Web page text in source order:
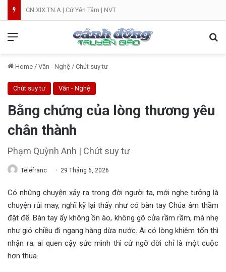
Home / Văn - Nghệ / Chút suy tư
Chút suy tư Văn - Nghệ
Bằng chứng của lòng thương yêu
chân thành
Phạm Quỳnh Anh | Chút suy tư
Téléfranc 29 Tháng 6, 2026
Có những chuyện xảy ra trong đời người ta, mới nghe tưởng là
chuyện rủi may, nghĩ kỹ lại thấy như có bàn tay Chúa âm thầm
đặt để. Bàn tay ấy không ồn ào, không gõ cửa rầm rầm, mà nhẹ
như gió chiều đi ngang hàng dừa nước. Ai có lòng khiêm tốn thì
nhận ra; ai quen cậy sức mình thì cứ ngỡ đời chỉ là một cuộc
hơn thua.